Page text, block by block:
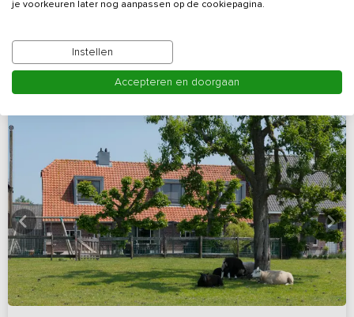
je voorkeuren later nog aanpassen op de cookiepagina.
Instellen
Accepteren en doorgaan